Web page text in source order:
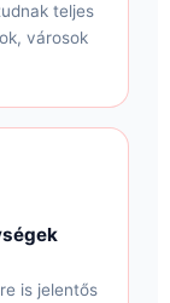
teljes
városok
is jelentős